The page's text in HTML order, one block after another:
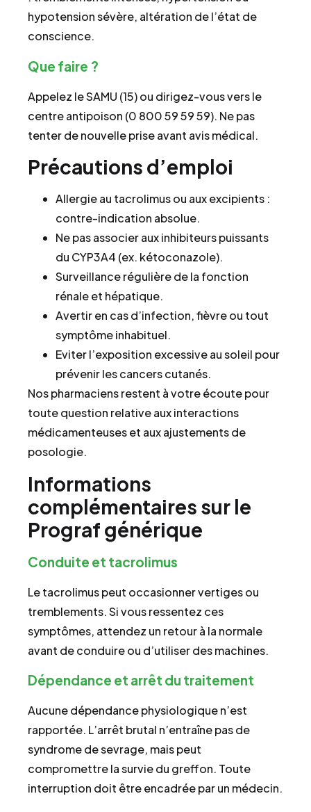
hypotension sévère, altération de l’état de
conscience.
Que faire ?
Appelez le SAMU (15) ou dirigez-vous vers le
centre antipoison (0 800 59 59 59). Ne pas
tenter de nouvelle prise avant avis médical.
Précautions d’emploi
Allergie au tacrolimus ou aux excipients :
contre-indication absolue.
Ne pas associer aux inhibiteurs puissants
du CYP3A4 (ex. kétoconazole).
Surveillance régulière de la fonction
rénale et hépatique.
Avertir en cas d’infection, fièvre ou tout
symptôme inhabituel.
Eviter l’exposition excessive au soleil pour
prévenir les cancers cutanés.
Nos pharmaciens restent à votre écoute pour
toute question relative aux interactions
médicamenteuses et aux ajustements de
posologie.
Informations
complémentaires sur le
Prograf générique
Conduite et tacrolimus
Le tacrolimus peut occasionner vertiges ou
tremblements. Si vous ressentez ces
symptômes, attendez un retour à la normale
avant de conduire ou d’utiliser des machines.
Dépendance et arrêt du traitement
Aucune dépendance physiologique n’est
rapportée. L’arrêt brutal n’entraîne pas de
syndrome de sevrage, mais peut
compromettre la survie du greffon. Toute
interruption doit être encadrée par un médecin.